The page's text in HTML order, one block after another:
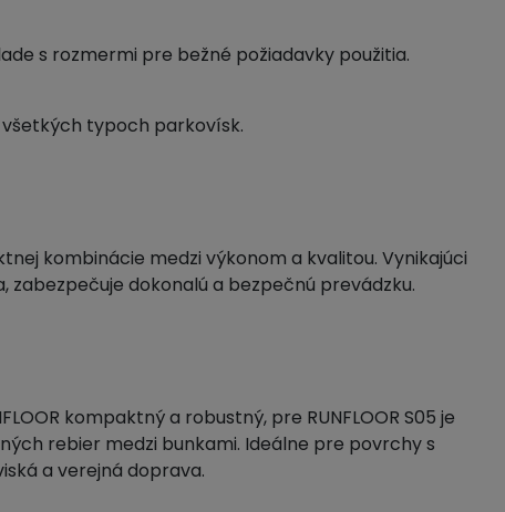
s rozmermi pre bežné požiadavky použitia.
typoch parkovísk.
kombinácie medzi výkonom a kvalitou. Vynikajúci
dokonalú a bezpečnú prevádzku.
kompaktný a robustný, pre RUNFLOOR S05 je
rebier medzi bunkami. Ideálne pre povrchy s
a verejná doprava.